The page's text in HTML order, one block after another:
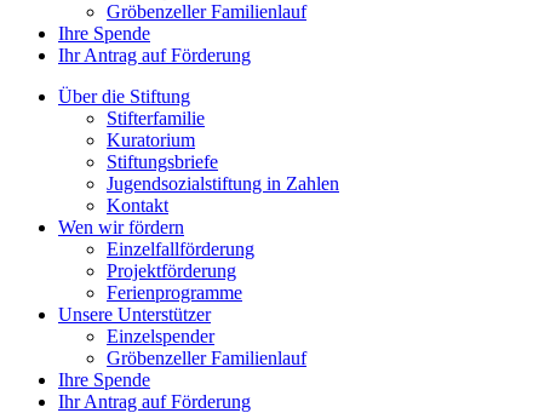
Gröbenzeller Familienlauf
Ihre Spende
Ihr Antrag auf Förderung
Über die Stiftung
Stifterfamilie
Kuratorium
Stiftungsbriefe
Jugendsozialstiftung in Zahlen
Kontakt
Wen wir fördern
Einzelfallförderung
Projektförderung
Ferienprogramme
Unsere Unterstützer
Einzelspender
Gröbenzeller Familienlauf
Ihre Spende
Ihr Antrag auf Förderung